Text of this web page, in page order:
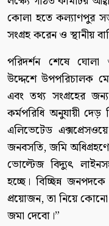
কোলা হতে কল্যাণপুর
সংগ্রহ করেন ও স্থানীয়
পরিদর্শন শেষে ঘোলা
উদ্দেশে উপপরিচালক
এবং তথ্য সংগ্রহের
কর্মপরিধি অনুযায়ী
এলিভেটেড
জনবসতি, জমি
ভোল্টেজ বিদ্যুৎ
হচ্ছে। বিচ্ছিন্ন
প্রয়োজন, তা নিয়ে কোনো
জমা দেবো।”